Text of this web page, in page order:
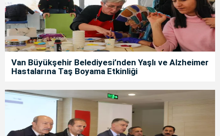
Van Büyükşehir Belediyesi’nden Yaşlı ve Alzheimer
Hastalarına Taş Boyama Etkinliği